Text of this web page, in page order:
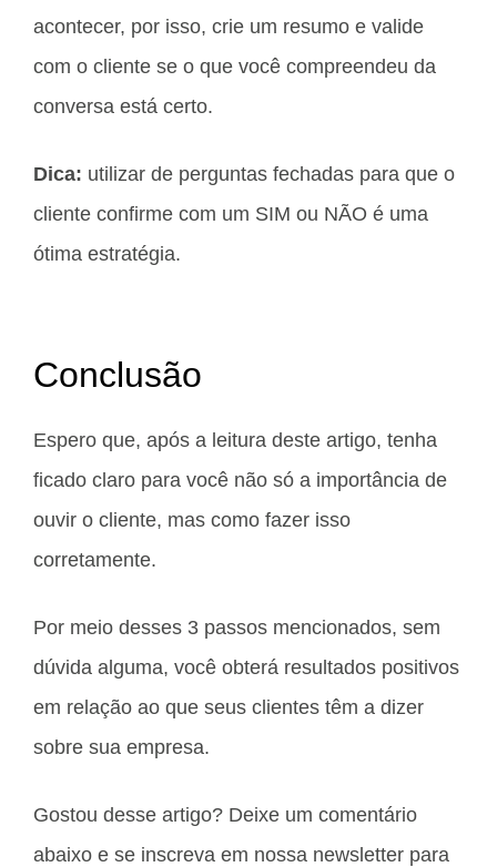
acontecer, por isso, crie um resumo e valide
com o cliente se o que você compreendeu da
conversa está certo.
Dica: utilizar de perguntas fechadas para que o
cliente confirme com um SIM ou NÃO é uma
ótima estratégia.
Conclusão
Espero que, após a leitura deste artigo, tenha
ficado claro para você não só a importância de
ouvir o cliente, mas como fazer isso
corretamente.
Por meio desses 3 passos mencionados, sem
dúvida alguma, você obterá resultados positivos
em relação ao que seus clientes têm a dizer
sobre sua empresa.
Gostou desse artigo? Deixe um comentário
abaixo e se inscreva em nossa newsletter para